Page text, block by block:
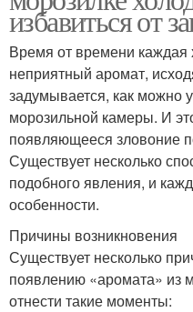
избавиться от
Время от времени каждая
неприятный аромат,
задумывается, как можно
морозильной камеры. И
появляющееся зловоние
Существует несколько
подобного явления, и
особенности.
Причины возникновения
Существует несколько
появлению «аромата» из
отнести такие моменты: